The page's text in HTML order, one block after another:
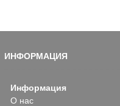
ИНФОРМАЦИЯ
Информация
О нас